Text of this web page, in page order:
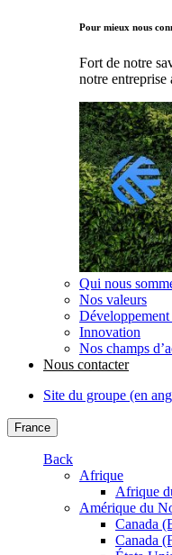
Pour mieux nous
Fort de notre
notre entreprise
Qui nous
Nos valeurs
Innovation
Nos champs
Nous contacter
Site du groupe (en
France
Back
Afrique
Afrique
Amérique du
Canada
Canada